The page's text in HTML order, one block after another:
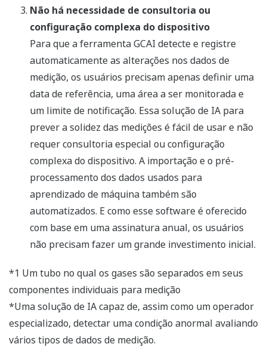
Não há necessidade de consultoria ou
configuração complexa do dispositivo
Para que a ferramenta GCAI detecte e registre
automaticamente as alterações nos dados de
medição, os usuários precisam apenas definir uma
data de referência, uma área a ser monitorada e
um limite de notificação. Essa solução de IA para
prever a solidez das medições é fácil de usar e não
requer consultoria especial ou configuração
complexa do dispositivo. A importação e o pré-
processamento dos dados usados para
aprendizado de máquina também são
automatizados. E como esse software é oferecido
com base em uma assinatura anual, os usuários
não precisam fazer um grande investimento inicial.
*1 Um tubo no qual os gases são separados em seus
componentes individuais para medição
*Uma solução de IA capaz de, assim como um operador
especializado, detectar uma condição anormal avaliando
vários tipos de dados de medição.